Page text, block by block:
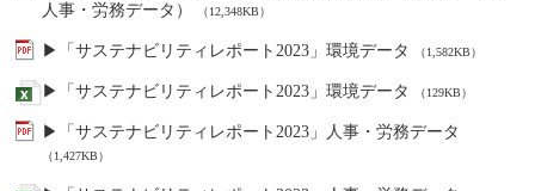
人事・労務データ）
（12,348KB）
▶「サステナビリティレポート2023」環境データ （1,582KB）
▶「サステナビリティレポート2023」環境データ （129KB）
▶「サステナビリティレポート2023」人事・労務データ
（1,427KB）